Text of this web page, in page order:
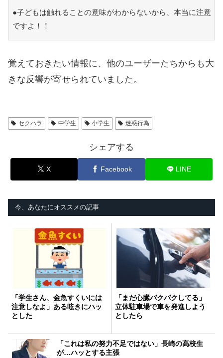
●子どもは触れることの意味がわからないから、本当に注意
ですよ！！
覚えておきたい情報に、他のユーザーたちからも大
きな反響が寄せられていました。
セクハラ 中学生 小学生 迷惑行為
シェアする
X Facebook LINE
今、あなたにオススメの記事
「学生さん、金魚すくいには
注意しなよ」ある呟きにハッ
とした
「まだ心臓バクバクしてる」
立体駐車場で車を発進しよう
としたら
「これは私の努力不足ではない」長崎の高校生
が…ハッとする主張